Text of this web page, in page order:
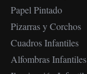
Papel Pintado
Pizarras y Corchos
Cuadros Infantiles
Alfombras Infantiles